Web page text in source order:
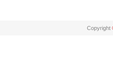
Copyright